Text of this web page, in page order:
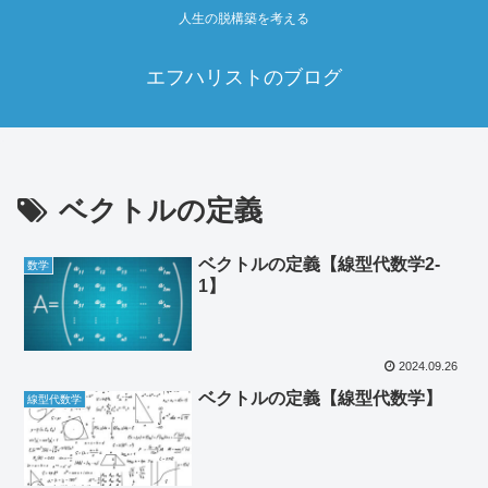
人生の脱構築を考える
エフハリストのブログ
ベクトルの定義
数学
ベクトルの定義【線型代数学2‐
1】
2024.09.26
線型代数学 ベクトルの定義【線型代数学】